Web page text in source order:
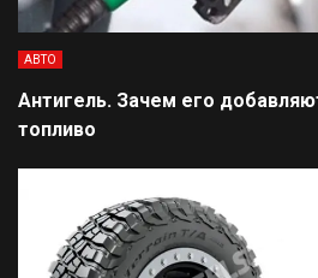
АВТО
Антигель. Зачем его
топливо